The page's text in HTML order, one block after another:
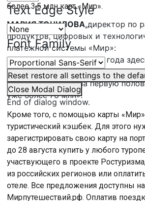
Text Edge Style
Font Family
Reset restore all settings to the
Close Modal Dialog
End of dialog window.
более 3,5 млн карт «Мир».
МАРИЯ ТОЧИЛОВА,директор по
продуктов, цифровых и
платежной системы «Мир»:
«Если за 6 месяцев 2019 года
более 55 млн межбанковских
картам «Мир», то за первую
уже более 78 млн».
Кроме того, с помощью карты
туристический кэшбек. Для этого
зарегистрировать свою карту на
до 28 августа купить у любого
участвующего в проекте
из российских регионов или
отеле. Все предложения доступны на
Мирпутешествий.рф. Оплатив